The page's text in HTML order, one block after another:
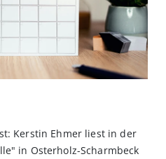
Kerstin Ehmer liest in der
in Osterholz-Scharmbeck